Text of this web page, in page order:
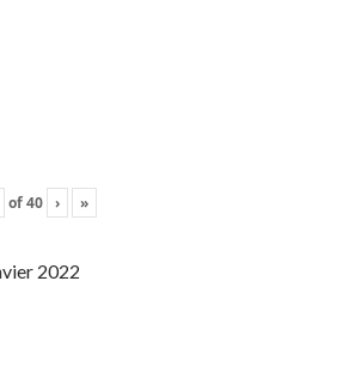
of40 › »
2022